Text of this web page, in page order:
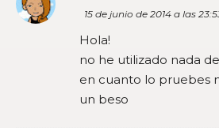
15 de junio de 2014 a las
Hola!
no he utilizado nada
en cuanto lo pruebes
un beso